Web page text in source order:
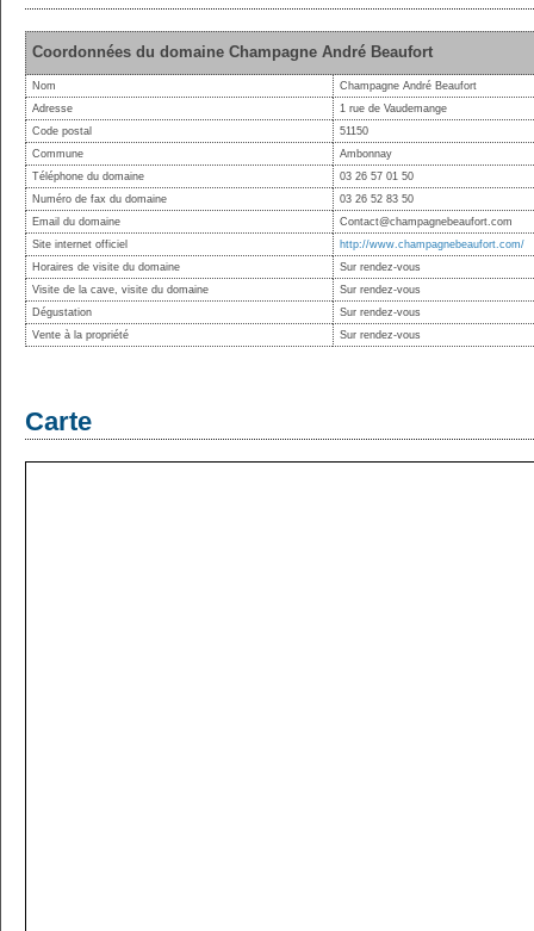
Coordonnées du domaine Champagne André Beaufort
Nom
Champagne André Beaufort
Adresse
1 rue de Vaudemange
Code postal
51150
Commune
Ambonnay
Téléphone du domaine
03 26 57 01 50
Numéro de fax du domaine
03 26 52 83 50
Email du domaine
Contact@champagnebeaufort.com
Site internet officiel
http://www.champagnebeaufort.com/
Horaires de visite du domaine
Sur rendez-vous
Visite de la cave, visite du domaine
Sur rendez-vous
Dégustation
Sur rendez-vous
Vente à la propriété
Sur rendez-vous
Carte